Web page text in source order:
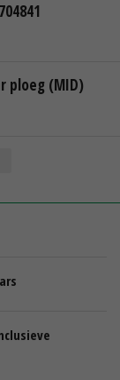
ploeg (MID)